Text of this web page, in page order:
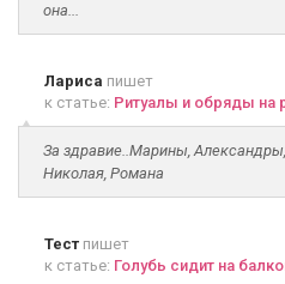
она...
Лариса пишет
к статье: Ритуалы и обряды на
За здравие..Марины,
Николая, Романа
Тест пишет
к статье: Голубь сидит на